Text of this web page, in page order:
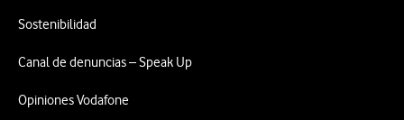
Sostenibilidad
Canal de denuncias – Speak Up
Opiniones Vodafone